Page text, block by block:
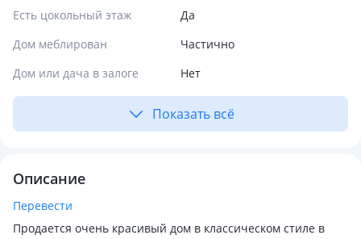
Есть цокольный этаж
Да
Дом меблирован
Частично
Дом или дача в залоге
Нет
Показать всё
Описание
Перевести
Продается очень красивый дом в классическом стиле в